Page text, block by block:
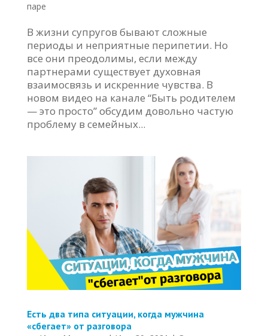
паре
В жизни супругов бывают сложные
периоды и неприятные перипетии. Но
все они преодолимы, если между
партнерами существует духовная
взаимосвязь и искренние чувства. В
новом видео на канале “Быть родителем
— это просто” обсудим довольно частую
проблему в семейных...
Есть два типа ситуации, когда мужчина
«сбегает» от разговора